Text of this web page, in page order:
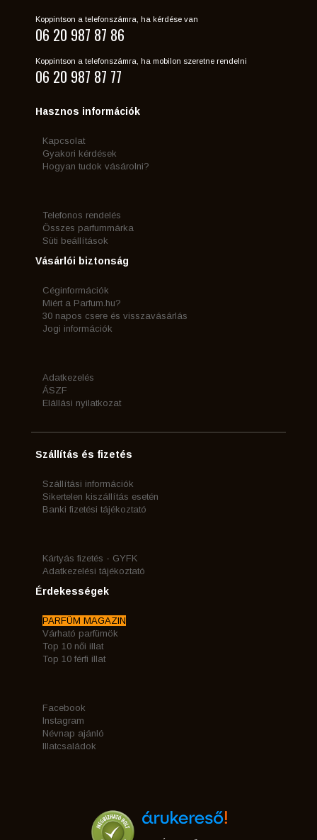
Koppintson a telefonszámra, ha kérdése van
06 20 987 87 86
Koppintson a telefonszámra, ha mobilon szeretne rendelni
06 20 987 87 77
Hasznos információk
Kapcsolat
Gyakori kérdések
Hogyan tudok vásárolni?
Telefonos rendelés
Összes parfummárka
Süti beállítások
Vásárlói biztonság
Céginformációk
Miért a Parfum.hu?
30 napos csere és visszavásárlás
Jogi információk
Adatkezelés
ÁSZF
Elállási nyilatkozat
Szállítás és fizetés
Szállítási információk
Sikertelen kiszállítás esetén
Banki fizetési tájékoztató
Kártyás fizetés - GYFK
Adatkezelési tájékoztató
Érdekességek
PARFÜM MAGAZIN
Várható parfümök
Top 10 női illat
Top 10 férfi illat
Facebook
Instagram
Névnap ajánló
Illatcsaládok